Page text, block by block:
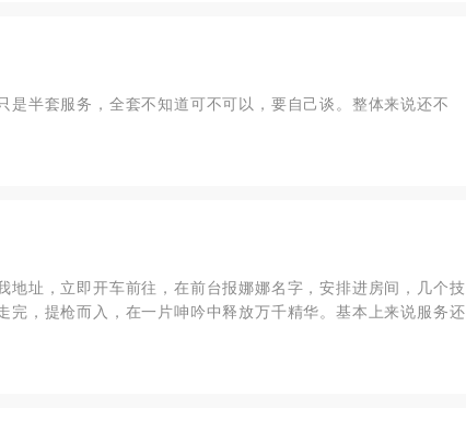
半套服务，全套不知道可不可以，要自己谈。整体来说还不
址，立即开车前往，在前台报娜娜名字，安排进房间，几个技
，提枪而入，在一片呻吟中释放万千精华。基本上来说服务还